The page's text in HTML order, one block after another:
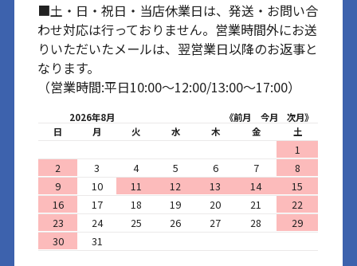
■土・日・祝日・当店休業日は、発送・お問い合
わせ対応は行っておりません。営業時間外にお送
りいただいたメールは、翌営業日以降のお返事と
なります。
（営業時間:平日10:00～12:00/13:00～17:00）
2026年8月 《前月 今月
次月》
日
月 火 水 木 金 土
1
2
3 4 5 6 7
8
9
10 11 12 13 14
15
16
17 18 19 20 21
22
23
24 25 26 27 28
29
30
31